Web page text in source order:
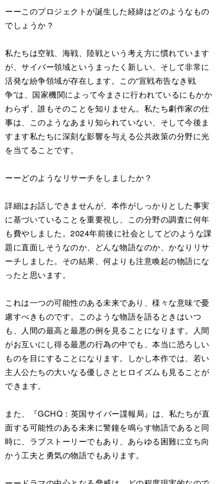
ーーこのプロジェクトが誕生した経緯はどのようなもの
でしょうか？
私たちは空戦、海戦、陸戦という考え方に慣れています
が、サイバー領域というまったく新しい、そして非常に
活発な紛争領域が存在します。この“宣戦布告なき戦
争”は、国家機関によって今まさに行われているにもかか
わらず、誰もそのことを知りません。私たち劇作家の仕
事は、このようなあまり知られていない、そして今後ま
すます私たちに深刻な影響を与える公共政策の分野に光
を当てることです。
ーーどのようなリサーチをしましたか？
詳細はお話しできませんが、本作がしっかりとした事実
に基づいていることを重要視し、この分野の調査に何年
も費やしました。2024年前後に社会としてどのような課
題に直面しそうなのか、どんな物語なのか、かなりリサ
ーチしました。その結果、何よりも注意喚起の物語にな
ったと思います。
これは一つの可能性のある未来であり、様々な意味で憂
慮すべきものです。このような物語を語るときはいつ
も、人間の最高と最悪の例を見ることになります。人間
がお互いにし得る最悪の行為の中でも、本当に恐ろしい
ものを目にすることになります。しかし本作では、若い
主人公たちの大いなる優しさとヒロイズムも見ることが
できます。
また、『GCHQ：英国サイバー諜報局』は、私たちが直
面する可能性のある未来に警鐘を鳴らす物語であると同
時に、ラブストーリーでもあり、あらゆる困難に立ち向
かう工夫と勇気の物語でもあります。